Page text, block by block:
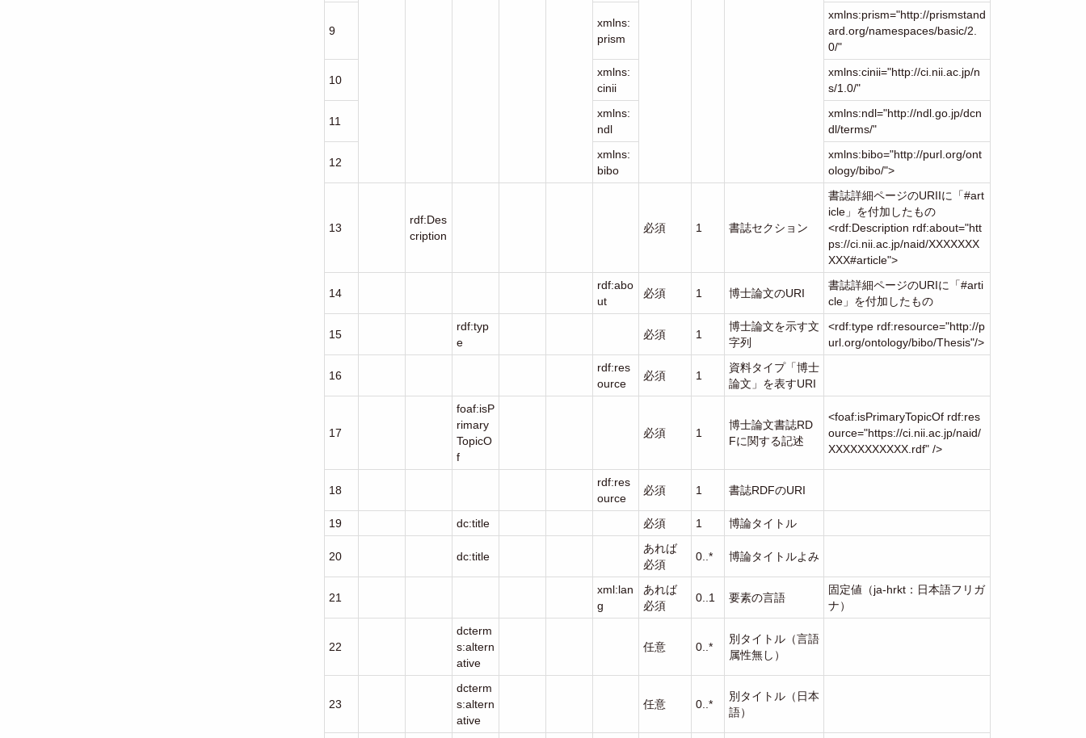
9
xmlns:
prism
xmlns:prism="http://prismstand
ard.org/namespaces/basic/2.
0/"
10
xmlns:
cinii
xmlns:cinii="http://ci.nii.ac.jp/n
s/1.0/"
11
xmlns:
ndl
xmlns:ndl="http://ndl.go.jp/dcn
dl/terms/"
12
xmlns:
bibo
xmlns:bibo="http://purl.org/ont
ology/bibo/">
13
rdf:Des
cription
必須 1 書誌セクション
書誌詳細ページのURIIに「#art
icle」を付加したもの
<rdf:Description rdf:about="htt
ps://ci.nii.ac.jp/naid/XXXXXXX
XXX#article">
14
rdf:abo
ut
必須 1 博士論文のURI
書誌詳細ページのURIに「#arti
cle」を付加したもの
15
rdf:typ
e
必須 1
博士論文を示す文
字列
<rdf:type rdf:resource="http://p
url.org/ontology/bibo/Thesis"/>
16
rdf:res
ource
必須 1
資料タイプ「博士
論文」を表すURI
17
foaf:isP
rimary
TopicO
f
必須 1
博士論文書誌RD
Fに関する記述
<foaf:isPrimaryTopicOf rdf:res
ource="https://ci.nii.ac.jp/naid/
XXXXXXXXXXX.rdf" />
18
rdf:res
ource
必須 1 書誌RDFのURI
19 dc:title 必須 1 博論タイトル
20 dc:title
あれば
必須
0..* 博論タイトルよみ
21
xml:lan
g
あれば
必須
0..1 要素の言語
固定値（ja-hrkt：日本語フリガ
ナ）
22
dcterm
s:altern
ative
任意 0..*
別タイトル（言語
属性無し）
23
dcterm
s:altern
ative
任意 0..*
別タイトル（日本
語）